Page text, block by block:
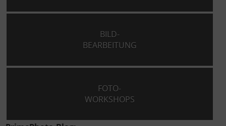
BILD-
BEARBEITUNG
FOTO-
WORKSHOPS